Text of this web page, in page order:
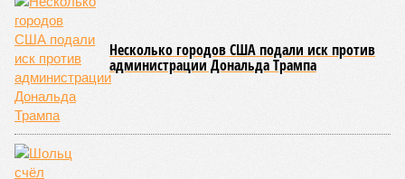
Несколько городов США подали иск против
администрации Дональда Трампа